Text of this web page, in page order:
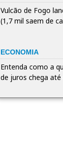
Vulcão de Fogo
(1,7 mil saem de
ECONOMIA
Entenda como a
de juros chega